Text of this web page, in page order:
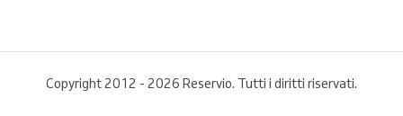
Copyright 2012 - 2026 Reservio. Tutti i diritti riservati.